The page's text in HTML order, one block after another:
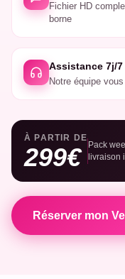
Fichier HD
borne
Assistance 7j/
Notre équipe
À PARTIR DE
299€ Pack
livraison
Réserver mon